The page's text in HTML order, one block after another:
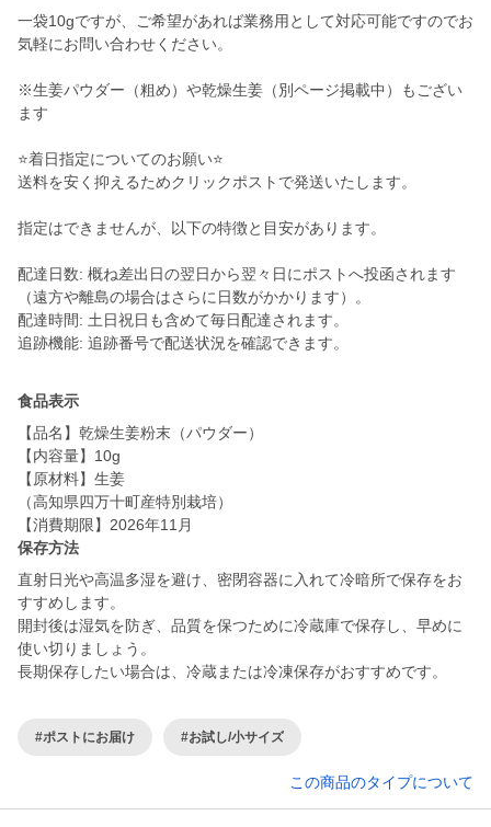
一袋10gですが、ご希望があれば業務用として対応可能ですのでお
気軽にお問い合わせください。
※生姜パウダー（粗め）や乾燥生姜（別ページ掲載中）もござい
ます
⭐️着日指定についてのお願い⭐️
送料を安く抑えるためクリックポストで発送いたします。
指定はできませんが、以下の特徴と目安があります。
配達日数: 概ね差出日の翌日から翌々日にポストへ投函されます
（遠方や離島の場合はさらに日数がかかります）。
配達時間: 土日祝日も含めて毎日配達されます。
追跡機能: 追跡番号で配送状況を確認できます。
食品表示
【品名】乾燥生姜粉末（パウダー）
【内容量】10g
【原材料】生姜
（高知県四万十町産特別栽培）
【消費期限】2026年11月
保存方法
直射日光や高温多湿を避け、密閉容器に入れて冷暗所で保存をお
すすめします。
開封後は湿気を防ぎ、品質を保つために冷蔵庫で保存し、早めに
使い切りましょう。
#ポストにお届け #お試し/小サイズ
この商品のタイプについて